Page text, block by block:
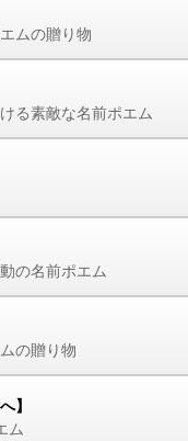
ムの贈り物
る素敵な名前ポエム
の名前ポエム
の贈り物
】
ム